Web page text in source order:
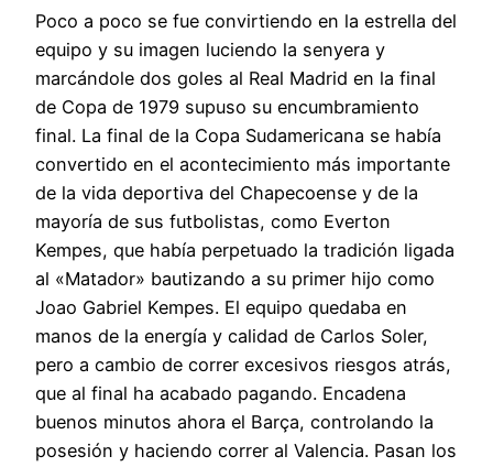
Poco a poco se fue convirtiendo en la estrella del
equipo y su imagen luciendo la senyera y
marcándole dos goles al Real Madrid en la final
de Copa de 1979 supuso su encumbramiento
final. La final de la Copa Sudamericana se había
convertido en el acontecimiento más importante
de la vida deportiva del Chapecoense y de la
mayoría de sus futbolistas, como Everton
Kempes, que había perpetuado la tradición ligada
al «Matador» bautizando a su primer hijo como
Joao Gabriel Kempes. El equipo quedaba en
manos de la energía y calidad de Carlos Soler,
pero a cambio de correr excesivos riesgos atrás,
que al final ha acabado pagando. Encadena
buenos minutos ahora el Barça, controlando la
posesión y haciendo correr al Valencia. Pasan los